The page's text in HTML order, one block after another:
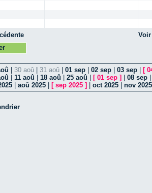
30 aoû 31 aoû 01 sep 02 sep 03 sep [
11 aoû 18 aoû 25 aoû [ 01 sep ] 08 sep
aoû 2025 [ sep 2025 ] oct 2025 nov 2025